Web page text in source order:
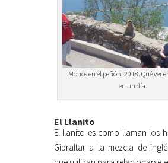
Monos en el peñón, 2018. Qué ver
en un día.
El Llanito
El llanito es como llaman los
Gibraltar a la mezcla de